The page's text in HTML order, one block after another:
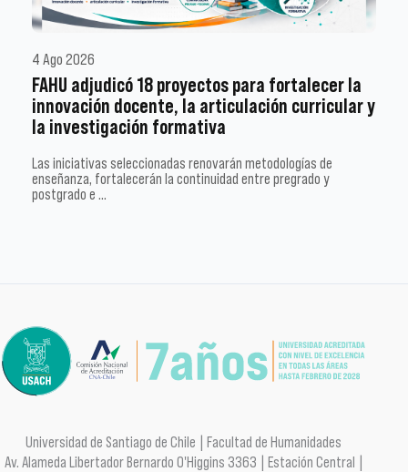
4 Ago 2026
FAHU adjudicó 18 proyectos para fortalecer la
innovación docente, la articulación curricular y
la investigación formativa
Las iniciativas seleccionadas renovarán metodologías de
enseñanza, fortalecerán la continuidad entre pregrado y
postgrado e …
Universidad de Santiago de Chile | Facultad de Humanidades
Av. Alameda Libertador Bernardo O'Higgins 3363 | Estación Central |